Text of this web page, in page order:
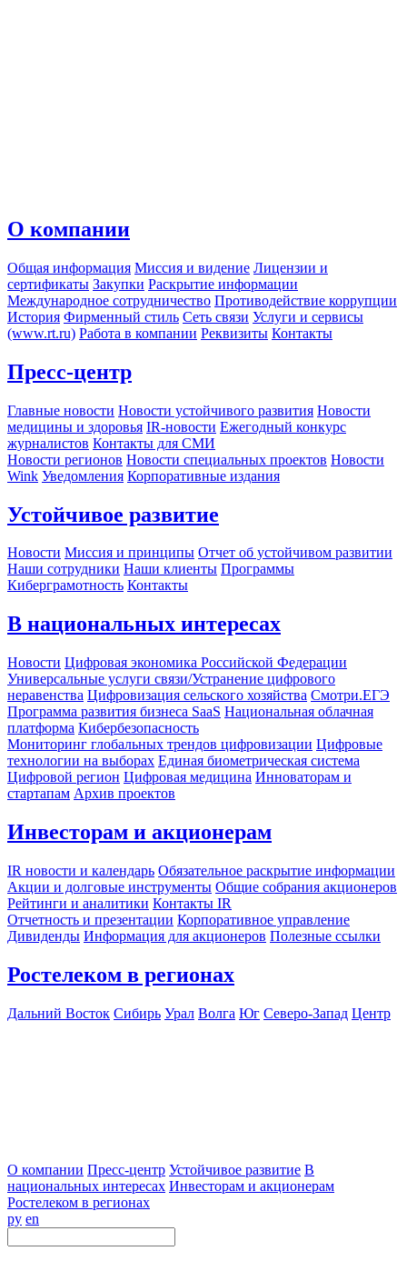
О компании
Общая информация Миссия и видение Лицензии и
сертификаты Закупки Раскрытие информации
Международное сотрудничество Противодействие коррупции
История Фирменный стиль Сеть связи Услуги и сервисы
(www.rt.ru) Работа в компании Реквизиты Контакты
Пресс-центр
Главные новости Новости устойчивого развития Новости
медицины и здоровья IR-новости Ежегодный конкурс
журналистов Контакты для СМИ
Новости регионов Новости специальных проектов Новости
Wink Уведомления Корпоративные издания
Устойчивое развитие
Новости Миссия и принципы Отчет об устойчивом развитии
Наши сотрудники Наши клиенты Программы
Киберграмотность Контакты
В национальных интересах
Новости Цифровая экономика Российской Федерации
Универсальные услуги связи/Устранение цифрового
неравенства Цифровизация сельского хозяйства Смотри.ЕГЭ
Программа развития бизнеса SaaS Национальная облачная
платформа Кибербезопасность
Мониторинг глобальных трендов цифровизации Цифровые
технологии на выборах Единая биометрическая система
Цифровой регион Цифровая медицина Инноваторам и
стартапам Архив проектов
Инвесторам и акционерам
IR новости и календарь Обязательное раскрытие информации
Акции и долговые инструменты Общие собрания акционеров
Рейтинги и аналитики Контакты IR
Отчетность и презентации Корпоративное управление
Дивиденды Информация для акционеров Полезные ссылки
Ростелеком в регионах
Дальний Восток Сибирь Урал Волга Юг Северо-Запад Центр
О компании Пресс-центр Устойчивое развитие В
национальных интересах Инвесторам и акционерам
Ростелеком в регионах
ру en